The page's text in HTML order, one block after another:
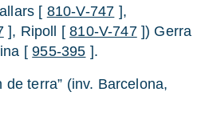
[ 810-V-747 ],
], Ripoll [810-V-747]) Gerra
[955-395 ].
de terra” (inv. Barcelona,